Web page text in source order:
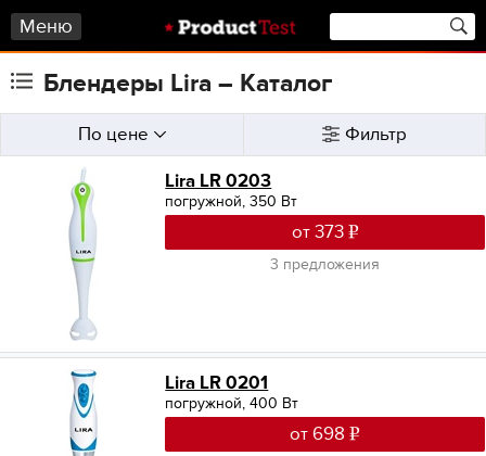
Меню
Блендеры Lira – Каталог
По цене Фильтр
Lira LR 0203
погружной, 350 Вт
от 373
3 предложения
Lira LR 0201
погружной, 400 Вт
от 698